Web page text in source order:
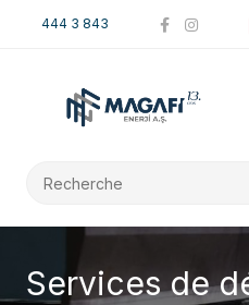
444 3 843
Services de